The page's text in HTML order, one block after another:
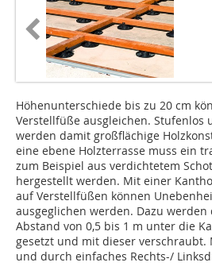
Höhenunterschiede bis zu 20 cm
Verstellfüße ausgleichen. Stufenlos
werden damit großflächige
eine ebene Holzterrasse muss ein
zum Beispiel aus verdichtetem
hergestellt werden. Mit einer
auf Verstellfüßen können
ausgeglichen werden. Dazu
Abstand von 0,5 bis 1 m unter die
gesetzt und mit dieser verschraubt.
und durch einfaches Rechts-/